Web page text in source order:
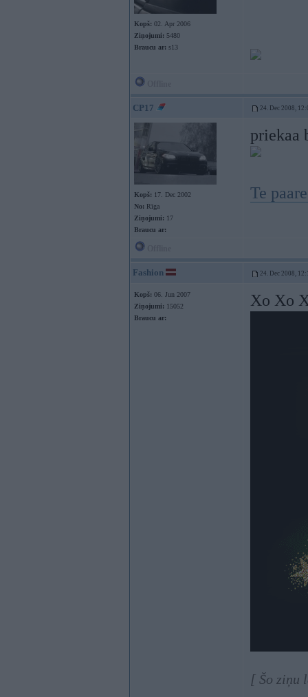
Kopš: 02. Apr 2006
Ziņojumi: 5480
Braucu ar: s13
CP17 24. Dec 2008,
Kopš: 17. Dec 2002
No: Rīga
Ziņojumi: 17
Braucu ar:
priekaa
Te
Fashion 24. Dec 2008,
Kopš: 06. Jun 2007
Ziņojumi: 15052
Braucu ar:
Xo Xo
[ Šo ziņu